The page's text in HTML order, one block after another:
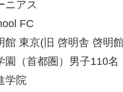
ニアス
FC
館 東京(旧 啓明舎 啓明
園（首都圏）男子110名
学院